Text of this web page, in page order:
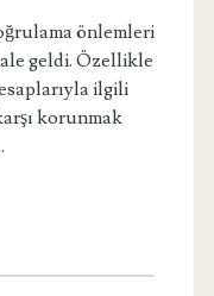
önlemleri
geldi. Özellikle
ilgili
korunmak